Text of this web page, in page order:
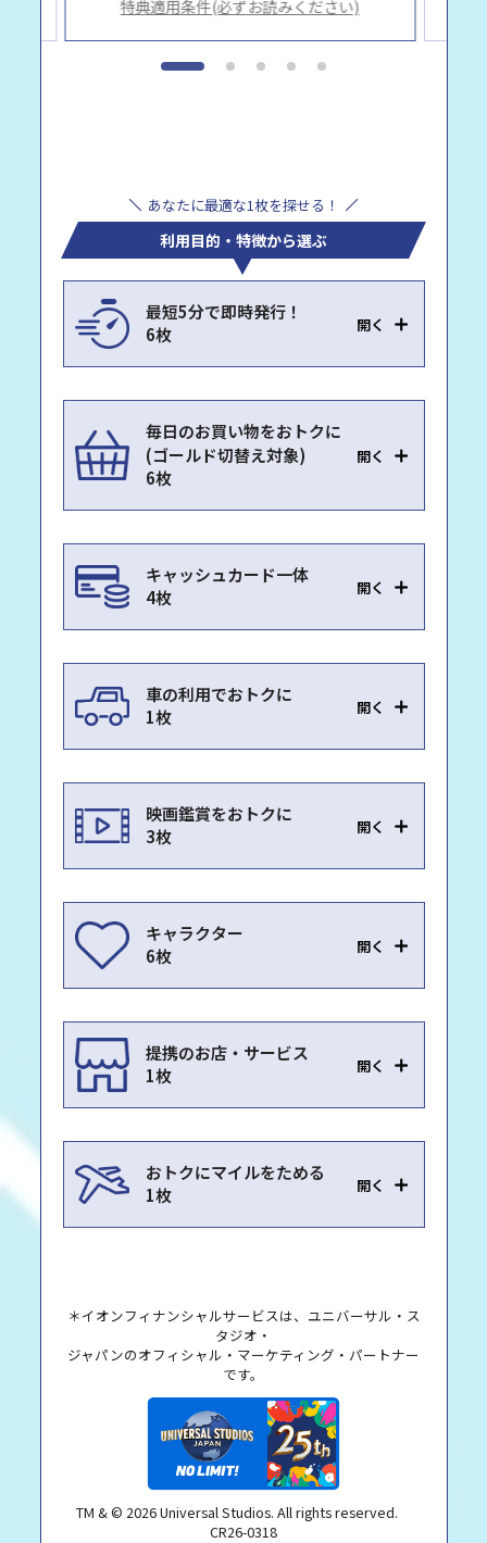
特典適用条件(必ずお読みください)
あなたに最適な1枚を探せる！
利用目的・特徴から選ぶ
最短5分で即時発行！
6枚
開く
毎日のお買い物をおトクに
(ゴールド切替え対象)
6枚
開く
キャッシュカード一体
4枚
開く
車の利用でおトクに
1枚
開く
映画鑑賞をおトクに
3枚
開く
キャラクター
6枚
開く
提携のお店・サービス
1枚
開く
おトクにマイルをためる
1枚
開く
＊イオンフィナンシャルサービスは、ユニバーサル・ス
タジオ・
ジャパンのオフィシャル・マーケティング・パートナー
です。
TM & © 2026 Universal Studios. All rights reserved.
CR26-0318